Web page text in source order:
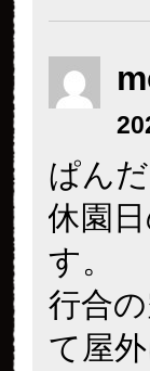
ぱん
休園
す。
行合
て屋